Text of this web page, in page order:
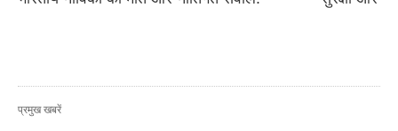
प्रमुख खबरें